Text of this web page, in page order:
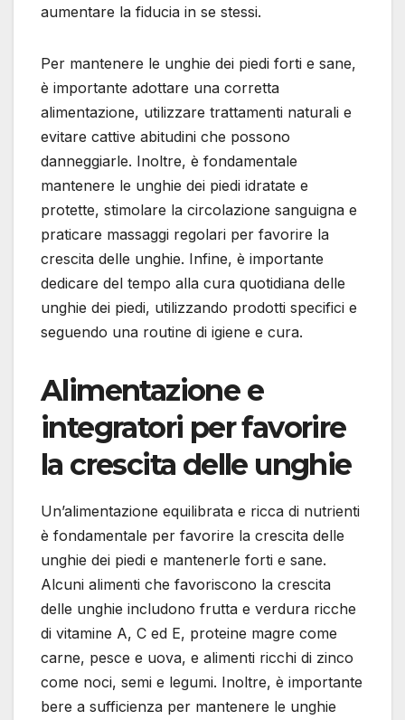
aumentare la fiducia in se stessi.
Per mantenere le unghie dei piedi forti e sane,
è importante adottare una corretta
alimentazione, utilizzare trattamenti naturali e
evitare cattive abitudini che possono
danneggiarle. Inoltre, è fondamentale
mantenere le unghie dei piedi idratate e
protette, stimolare la circolazione sanguigna e
praticare massaggi regolari per favorire la
crescita delle unghie. Infine, è importante
dedicare del tempo alla cura quotidiana delle
unghie dei piedi, utilizzando prodotti specifici e
seguendo una routine di igiene e cura.
Alimentazione e
integratori per favorire
la crescita delle unghie
Un’alimentazione equilibrata e ricca di nutrienti
è fondamentale per favorire la crescita delle
unghie dei piedi e mantenerle forti e sane.
Alcuni alimenti che favoriscono la crescita
delle unghie includono frutta e verdura ricche
di vitamine A, C ed E, proteine magre come
carne, pesce e uova, e alimenti ricchi di zinco
come noci, semi e legumi. Inoltre, è importante
bere a sufficienza per mantenere le unghie